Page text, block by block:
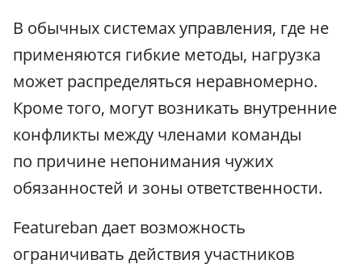
В обычных системах управления, где не
применяются гибкие методы, нагрузка
может распределяться неравномерно.
Кроме того, могут возникать внутренние
конфликты между членами команды
по причине непонимания чужих
обязанностей и зоны ответственности.
Featureban дает возможность
ограничивать действия участников